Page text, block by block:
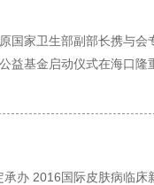
国家卫生部副部长携与会
益基金启动仪式在海口隆
办 2016国际皮肤病临床